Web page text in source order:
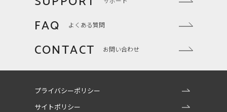
FAQ よくある質問
CONTACT お問い合わせ
プライバシーポリシー
サイトポリシー